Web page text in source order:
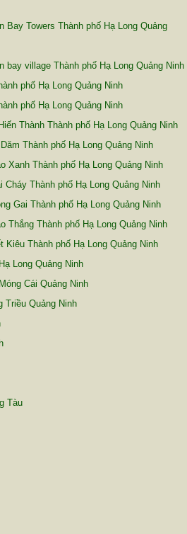
Bay Towers Thành phố Hạ Long Quảng
bay village Thành phố Hạ Long Quảng Ninh
phố Hạ Long Quảng Ninh
phố Hạ Long Quảng Ninh
Thành Thành phố Hạ Long Quảng Ninh
Thành phố Hạ Long Quảng Ninh
Xanh Thành phố Hạ Long Quảng Ninh
Thành phố Hạ Long Quảng Ninh
Gai Thành phố Hạ Long Quảng Ninh
Thắng Thành phố Hạ Long Quảng Ninh
Thành phố Hạ Long Quảng Ninh
Long Quảng Ninh
Cái Quảng Ninh
Triều Quảng Ninh
Tàu